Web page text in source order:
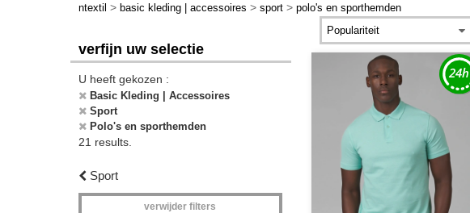
ntextil > basic kleding | accessoires > sport > polo's en sporthemden
verfijn uw selectie
U heeft gekozen :
Basic Kleding | Accessoires
Sport
Polo's en sporthemden
21 results.
Sport
verwijder filters